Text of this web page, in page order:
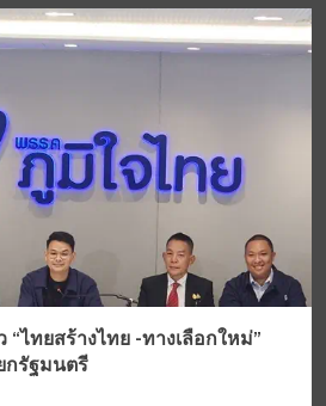
“ไทยสร้างไทย -ทางเลือกใหม่”
กรัฐมนตรี